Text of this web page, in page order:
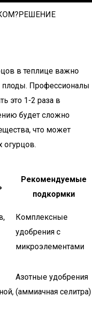
в теплице важно
плоды. Профессионалы
это 1-2 раза в
будет сложно
что может
огурцов.
Рекомендуемые
подкормки
Комплексные
удобрения с
микроэлементами
Азотные удобрения
(аммиачная селитра)